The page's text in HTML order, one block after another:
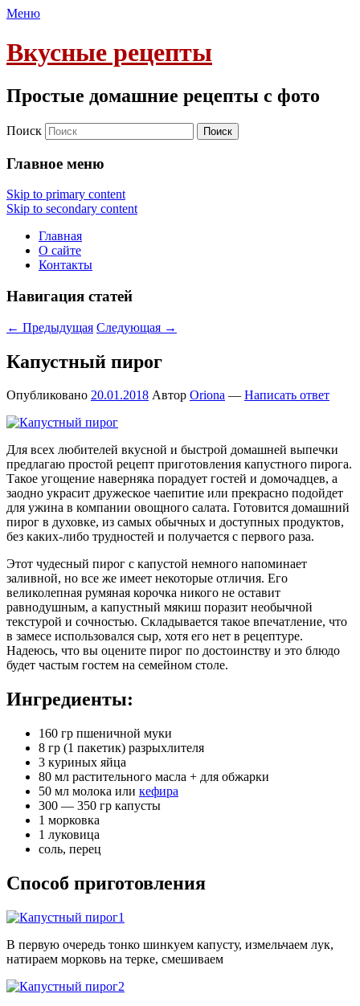
Меню
Вкусные рецепты
Простые домашние рецепты с фото
Поиск
Главное меню
Skip to primary content
Skip to secondary content
Главная
О сайте
Контакты
Навигация статей
← Предыдущая Следующая →
Капустный пирог
Опубликовано 20.01.2018 Автор Oriona — Написать ответ
Для всех любителей вкусной и быстрой домашней выпечки
предлагаю простой рецепт приготовления капустного пирога.
Такое угощение наверняка порадует гостей и домочадцев, а
заодно украсит дружеское чаепитие или прекрасно подойдет
для ужина в компании овощного салата. Готовится домашний
пирог в духовке, из самых обычных и доступных продуктов,
без каких-либо трудностей и получается с первого раза.
Этот чудесный пирог с капустой немного напоминает
заливной, но все же имеет некоторые отличия. Его
великолепная румяная корочка никого не оставит
равнодушным, а капустный мякиш поразит необычной
текстурой и сочностью. Складывается такое впечатление, что
в замесе использовался сыр, хотя его нет в рецептуре.
Надеюсь, что вы оцените пирог по достоинству и это блюдо
будет частым гостем на семейном столе.
Ингредиенты:
160 гр пшеничной муки
8 гр (1 пакетик) разрыхлителя
3 куриных яйца
80 мл растительного масла + для обжарки
50 мл молока или кефира
300 — 350 гр капусты
1 морковка
1 луковица
соль, перец
Способ приготовления
В первую очередь тонко шинкуем капусту, измельчаем лук,
натираем морковь на терке, смешиваем